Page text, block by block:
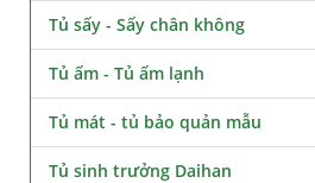
Tủ sấy - Sấy chân không
Tủ ấm - Tủ ấm lạnh
Tủ mát - tủ bảo quản mẫu
Tủ sinh trưởng Daihan